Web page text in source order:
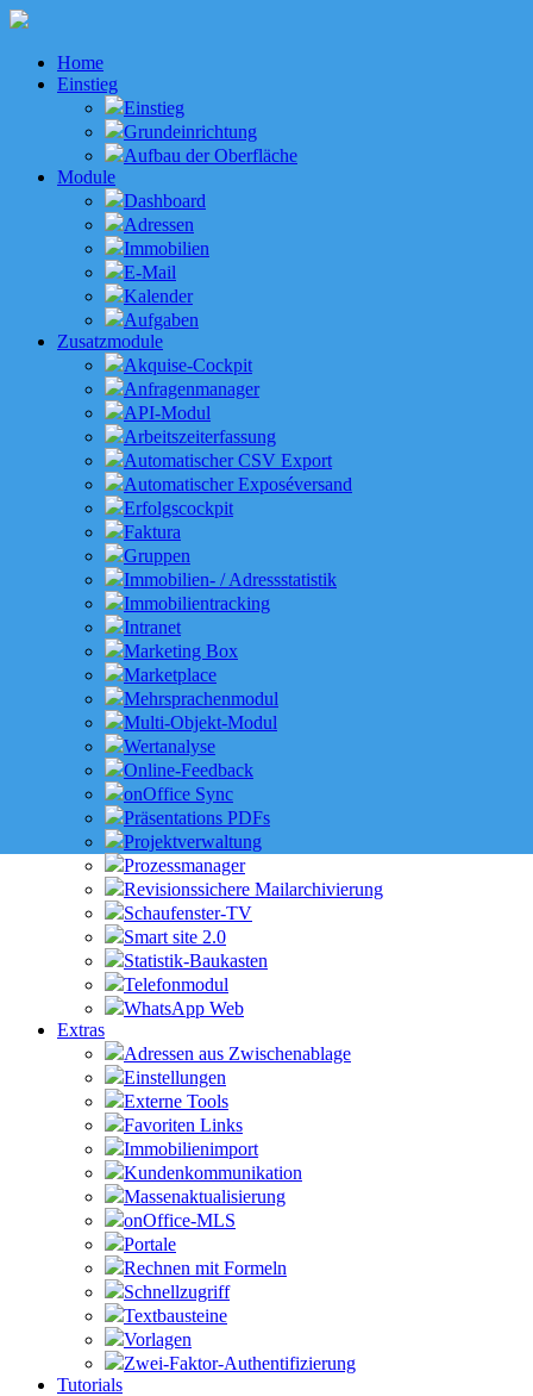
Home
Einstieg
Einstieg
Grundeinrichtung
Aufbau der Oberfläche
Module
Dashboard
Adressen
Immobilien
E-Mail
Kalender
Aufgaben
Zusatzmodule
Akquise-Cockpit
Anfragenmanager
API-Modul
Arbeitszeiterfassung
Automatischer CSV Export
Automatischer Exposéversand
Erfolgscockpit
Faktura
Gruppen
Immobilien- / Adressstatistik
Immobilientracking
Intranet
Marketing Box
Marketplace
Mehrsprachenmodul
Multi-Objekt-Modul
Wertanalyse
Online-Feedback
onOffice Sync
Präsentations PDFs
Projektverwaltung
Prozessmanager
Revisionssichere Mailarchivierung
Schaufenster-TV
Smart site 2.0
Statistik-Baukasten
Telefonmodul
WhatsApp Web
Extras
Adressen aus Zwischenablage
Einstellungen
Externe Tools
Favoriten Links
Immobilienimport
Kundenkommunikation
Massenaktualisierung
onOffice-MLS
Portale
Rechnen mit Formeln
Schnellzugriff
Textbausteine
Vorlagen
Zwei-Faktor-Authentifizierung
Tutorials